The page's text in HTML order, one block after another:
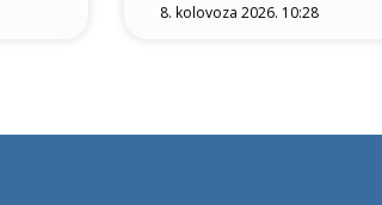
8. kolovoza 2026. 10:28